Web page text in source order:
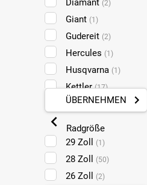
Diamant (2)
Giant (1)
Gudereit (2)
Hercules (1)
Husqvarna (1)
Kettler(17)
KTM(5)
Rabeneick
Talos(2)
VSF
ÜBERNEHMEN
Radgröße
29 Zoll
(1)
28 Zoll (50)
26 Zoll (2)